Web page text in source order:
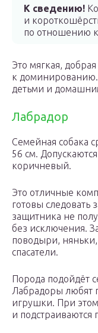
К сведению!
и
по отношению
Это мягкая,
к доминированию.
детьми и
Лабрадор
Семейная собака
56 см.
коричневый.
Это отличные
готовы следовать
защитника не
без исключения.
поводыри,
спасатели.
Порода подойдёт
Лабрадоры любят
игрушки. При этом
и подстраиваются